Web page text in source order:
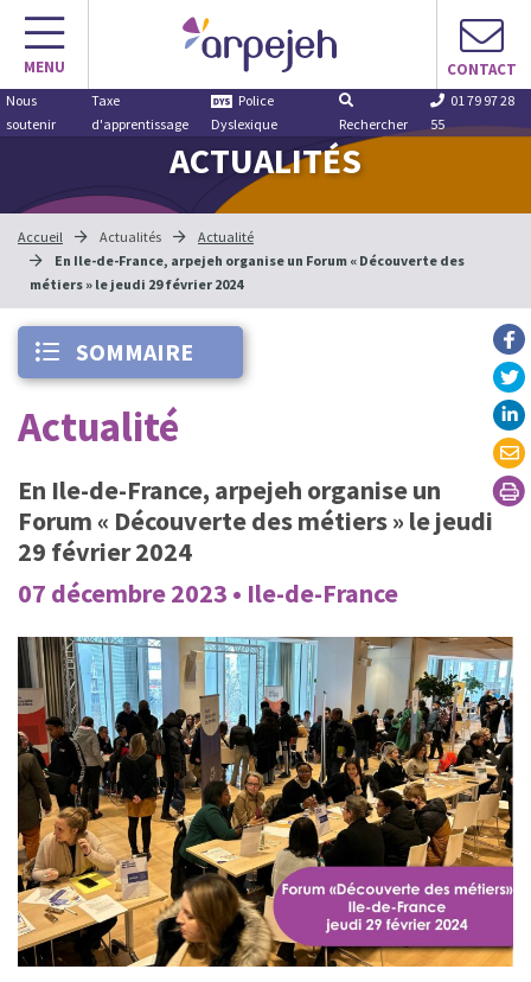
Aller
contenu
MENU CONTACT
Nous
soutenir
Taxe
d'apprentissage
Police
Dyslexique
Rechercher
01 79 97 28
55
ACTUALITÉS
Accueil Actualités
Actualité
En Ile-de-France, arpejeh organise un Forum « Découverte des
métiers » le jeudi 29 février 2024
SOMMAIRE
Actualité
En Ile-de-France, arpejeh organise un
Forum « Découverte des métiers » le jeudi
29 février 2024
07 décembre 2023 • Ile-de-France